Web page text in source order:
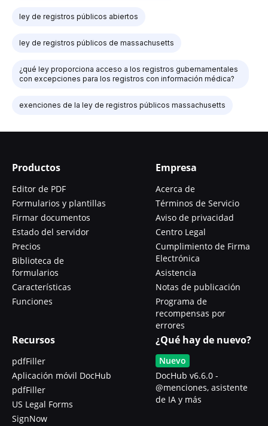
ley de registros públicos abiertos
ley de registros públicos de massachusetts
¿qué ley proporciona acceso a los registros gubernamentales
con excepciones para los registros con información médica?
exenciones de la ley de registros públicos massachusetts
Productos
Editor de PDF
Formularios y plantillas
Firmar documentos
Estado del servidor
Precios
Biblioteca de
formularios
Características
Funciones
Empresa
Acerca de
Términos de Servicio
Aviso de privacidad
Centro Legal
Cumplimiento de Firma
Electrónica
Asistencia
Notas de publicación
Programa de
recompensas por
errores
Recursos
pdfFiller
Aplicación móvil DocHub
pdfFiller
US Legal Forms
SignNow
¿Qué hay de nuevo?
Nuevo
DocHub v6.6.0 -
@menciones, asistente
de IA y más